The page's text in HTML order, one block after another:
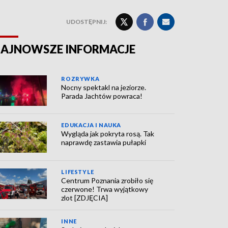
UDOSTĘPNIJ:
INFORMACJE
ROZRYWKA
Nocny spektakl na jeziorze.
Parada Jachtów powraca!
EDUKACJA I NAUKA
Wygląda jak pokryta rosą. Tak
naprawdę zastawia pułapki
LIFESTYLE
Centrum Poznania zrobiło się
czerwone! Trwa wyjątkowy
zlot [ZDJĘCIA]
INNE